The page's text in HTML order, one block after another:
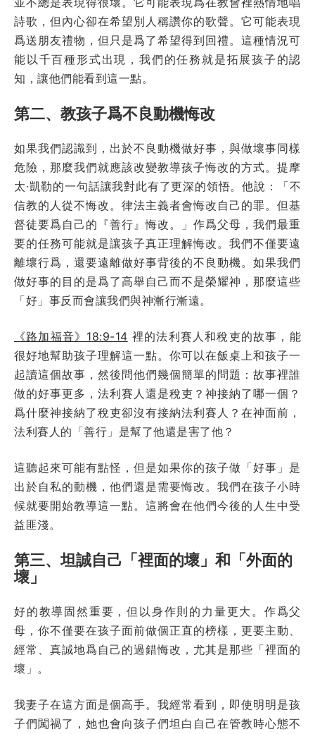
詩歌，但內心卻在希望別人稱讚你的歌聲。它可能表現
爲送朋友禮物，但只是爲了希望得到回禮。這種情況可
能以千百種形式出現，我們的任務就是拓展孩子的認
知，讓他們能看到這一點。
第二、教孩子爲不良動機悔改
如果我們認識到，出於不良動機做好事，與做壞事同樣
危險，那麼我們就應該改變教導孩子悔改的方式。提摩
太·凱勒的一句話讓我對此有了更深的領悟。他說：「不
信教的人從不悔改。律法主義者會悔改自己的罪。但基
督徒要爲自己的『善行』悔改。」作爲父母，我們最重
要的任務可能就是讓孩子真正理解悔改。我們不僅要遠
離壞行爲，還要遠離做好事背後的不良動機。如果我們
做好事的目的是爲了高舉自己而不是榮耀神，那麼這些
「好」事反而會讓我們與神漸行漸遠。
《路加福音》18:9-14 裡的法利賽人和稅吏的故事，能
很好地幫助孩子理解這一點。你可以在飯桌上和孩子一
起讀這個故事，然後問他們幾個簡單的問題：故事裡誰
做的好事更多，法利賽人還是稅吏？神接納了哪一個？
爲什麼神接納了稅吏卻沒有接納法利賽人？在神面前，
法利賽人的「善行」是幫了他還是害了他？
這聽起來可能有點怪，但是如果你的孩子做「好事」是
出於自私的動機，他們還是需要悔改。我們在孩子小時
候就要開始教導這一點。這將會在他們今後的人生中受
益匪淺。
第三、坦誠自己「裡面的壞」和「外面的
壞」
好的教導固然重要，但以身作則的力量更大。作爲父
母，你不僅要在孩子面前做個正直的榜樣，更要主動、
經常、真誠地爲自己的過錯悔改，尤其是那些「裡面的
壞」。
我妻子在這方面是個高手。我經常看到，即使明明是孩
子們闖禍了，她也會向孩子們坦白自己在管教時心態不